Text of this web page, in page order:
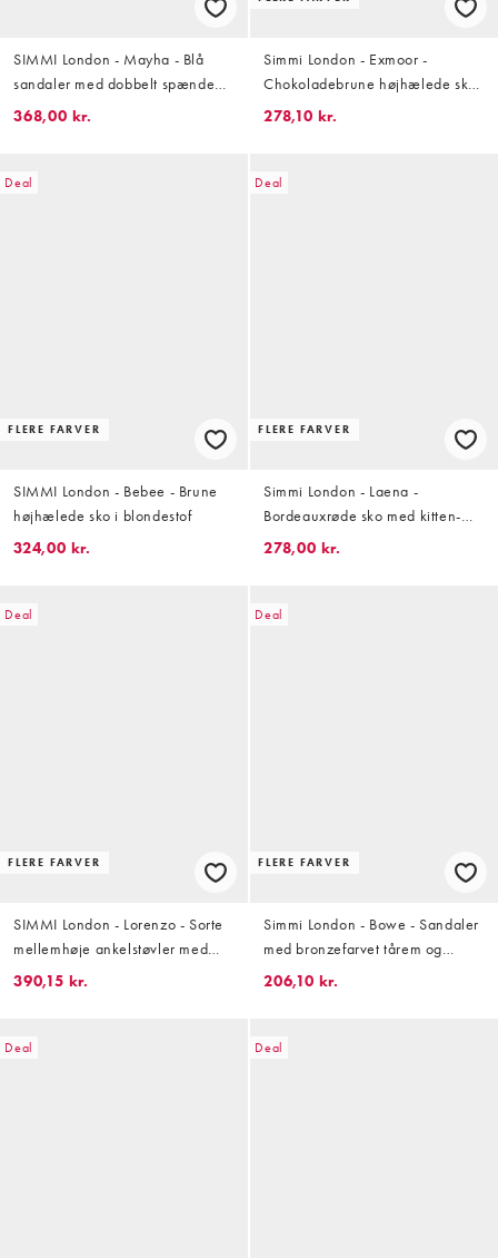
SIMMI London - Mayha - Blå
sandaler med dobbelt spænde
med perler
368,00 kr.
Simmi London - Exmoor -
Chokoladebrune højhælede sko i
ruskind med hælrem
278,10 kr.
Deal
FLERE FARVER
SIMMI London - Bebee - Brune
højhælede sko i blondestof
324,00 kr.
Deal
FLERE FARVER
Simmi London - Laena -
Bordeauxrøde sko med kitten-
hæl og hælrem
278,00 kr.
Deal
FLERE FARVER
SIMMI London - Lorenzo - Sorte
mellemhøje ankelstøvler med
hæl
390,15 kr.
Deal
FLERE FARVER
Simmi London - Bowe - Sandaler
med bronzefarvet tårem og
guldfarvet metaldetalje
206,10 kr.
Deal Deal